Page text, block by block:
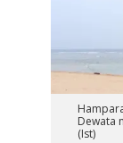
Dewata
(Ist)